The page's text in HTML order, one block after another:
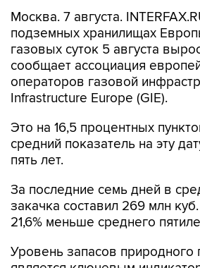
газовых суток 5 августа
сообщает ассоциация
операторов газовой
Infrastructure Europe (GIE).
Это на 16,5 процентных
пять лет.
За последние семь дней в
21,6% меньше среднего
Уровень запасов природного
мирового рынка газа. Общая